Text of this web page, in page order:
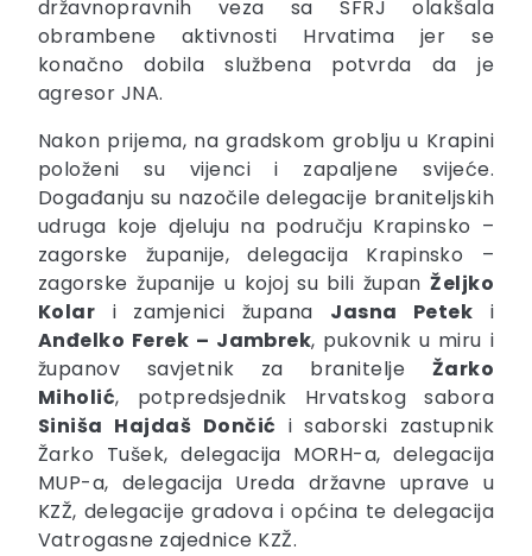
državnopravnih veza sa SFRJ olakšala
obrambene aktivnosti Hrvatima jer se
konačno dobila službena potvrda da je
agresor JNA.
Nakon prijema, na gradskom groblju u Krapini
položeni su vijenci i zapaljene svijeće.
Događanju su nazočile delegacije braniteljskih
udruga koje djeluju na području Krapinsko –
zagorske županije, delegacija Krapinsko –
zagorske županije u kojoj su bili županŽeljko
Kolar i zamjenici župana Jasna Petek i
Anđelko Ferek – Jambrek, pukovnik u miru i
županov savjetnik za branitelje Žarko
Miholić, potpredsjednik Hrvatskog sabora
Siniša Hajdaš Dončić i saborski zastupnik
Žarko Tušek, delegacija MORH-a, delegacija
MUP-a, delegacija Ureda državne uprave u
KZŽ, delegacije gradova i općina te delegacija
Vatrogasne zajednice KZŽ.